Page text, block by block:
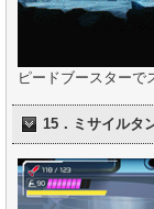
ピードブースターで
15．ミサイルタ